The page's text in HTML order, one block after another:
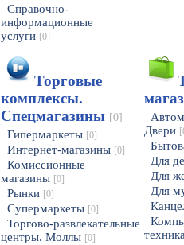
Справочно-
информационные
услуги [0]
Торговые
комплексы.
Спецмагазины [0]
Гипермаркеты [0]
Интернет-магазины [0]
Комиссионные
магазины [0]
Рынки [0]
Супермаркеты [0]
Торгово-развлекательные
центры. Моллы [0]
Двери
Для
Для
Для